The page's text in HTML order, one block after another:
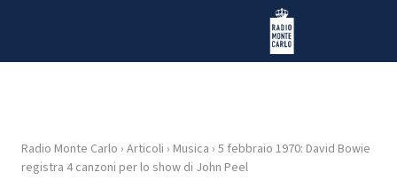
Radio Monte Carlo
HOME
Radio Monte Carlo › Articoli › Musica › 5 febbraio 1970: David Bowie
registra 4 canzoni per lo show di John Peel